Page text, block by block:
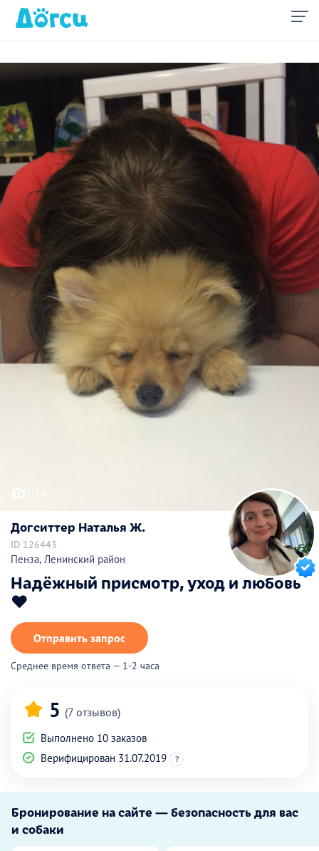
1/16
Догситтер Наталья Ж.
ID 126443
Пенза, Ленинский район
Надёжный присмотр, уход и любовь
❤️
Отправить запрос
Среднее время ответа — 1-2 часа
5 (7 отзывов)
Выполнено 10 заказов
Верифицирован 31.07.2019
?
Бронирование на сайте — безопасность для вас
и собаки